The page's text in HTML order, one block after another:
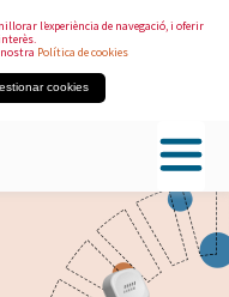
l’experiència de navegació, i oferir
Política de cookies
cookies